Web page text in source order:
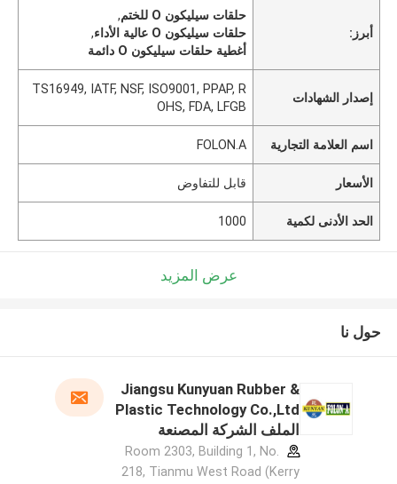
أبرز:
حلقات سيليكون O للختم
,
حلقات سيليكون O عالية الأداء
,
أغطية حلقات سيليكون O دائمة
إصدار الشهادات
TS16949, IATF, NSF, ISO9001, PPAP, R
OHS, FDA, LFGB
اسم العلامة التجارية FOLON.A
الأسعار قابل للتفاوض
الحد الأدنى لكمية 1000
عرض المزيد
حول نا
Jiangsu Kunyuan Rubber &
Plastic Technology Co.,Ltd
الملف الشركة المصنعة
Room 2303, Building 1, No.
218, Tianmu West Road (Kerry